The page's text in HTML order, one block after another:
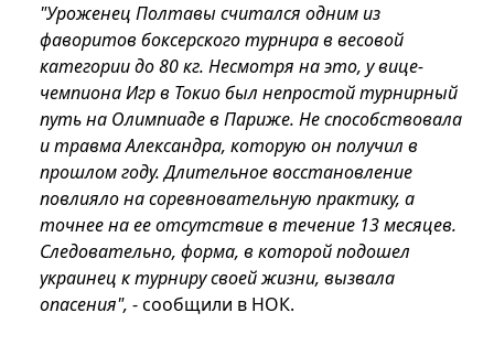
"Уроженец Полтавы считался одним из
фаворитов боксерского турнира в весовой
категории до 80 кг. Несмотря на это, у вице-
чемпиона Игр в Токио был непростой турнирный
путь на Олимпиаде в Париже. Не способствовала
и травма Александра, которую он получил в
прошлом году. Длительное восстановление
повлияло на соревновательную практику, а
точнее на ее отсутствие в течение 13 месяцев.
Следовательно, форма, в которой подошел
украинец к турниру своей жизни, вызвала
опасения", - сообщили в НОК.